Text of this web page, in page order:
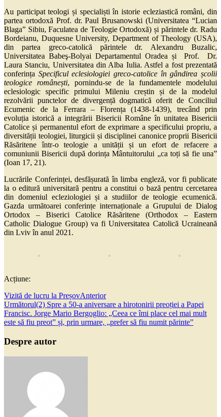
Au participat teologi și specialiști în istorie ecleziastică români, din
partea ortodoxă Prof. dr. Paul Brusanowski (Universitatea “Lucian
Blaga” Sibiu, Faculatea de Teologie Ortodoxă) și părintele dr. Radu
Bordeianu, Duquesne University, Department of Theology (USA),
din partea greco-catolică părintele dr. Alexandru Buzalic,
Universitatea Babeş-Bolyai Departamentul Oradea și Prof. Dr.
Laura Stanciu, Universitatea din Alba Iulia. Astfel a fost prezentată
conferința Specificul eclesiologiei greco-catolice în gândirea școlii
teologice românești, pornindu-se de la fundamentele modelului
eclesiologic specific primului Mileniu creștin și de la modelul
rezolvării punctelor de divergență dogmatică oferit de Conciliul
Ecumenic de la Ferrara – Florența (1438-1439), trecând prin
evoluția istorică a integrării Bisericii Române în unitatea Bisericii
Catolice și permanentul efort de exprimare a specificului propriu, a
diversității teologiei, liturgicii și disciplinei canonice proprii Bisericii
Răsăritene într-o teologie a unității și un efort de refacere a
comuniunii Bisericii după dorința Mântuitorului „ca toți să fie una”
(Ioan 17, 21).
Lucrările Conferinței, desfășurată în limba engleză, vor fi publicate
la o editură universitară pentru a constitui o bază pentru cercetarea
din domeniul ecleziologiei și a studiilor de teologie ecumenică.
Gazda următoarei conferințe internaționale a Grupului de Dialog
Ortodox – Biserici Catolice Răsăritene (Orthodox – Eastern
Catholic Dialogue Group) va fi Universitatea Catolică Ucraineană
din Lviv în anul 2021.
Acțiune:
Vizită de lucru la PreșovAnterior
Următorul(2) Spre a 50-a aniversare a hirotonirii preoției a Papei
Francisc. Jorge Mario Bergoglio: „Ceea ce îmi place cel mai mult
este să fiu preot” și, prin urmare, „prefer să fiu numit părinte”
Despre autor